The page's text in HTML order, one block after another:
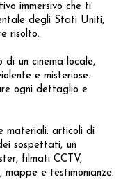
immersivo che ti
degli Stati Uniti,
risolto.
di un cinema locale,
e misteriose.
ogni dettaglio e
materiali: articoli di
sospettati, un
filmati CCTV,
mappe e testimonianze.